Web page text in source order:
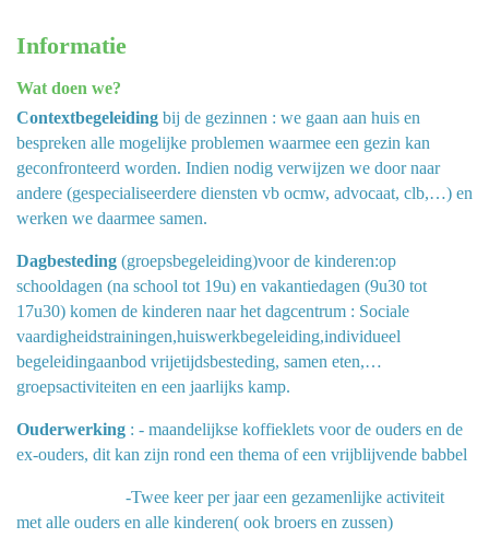
Informatie
Wat doen we?
Contextbegeleiding bij de gezinnen : we gaan aan huis en
bespreken alle mogelijke problemen waarmee een gezin kan
geconfronteerd worden. Indien nodig verwijzen we door naar
andere (gespecialiseerdere diensten vb ocmw, advocaat, clb,…) en
werken we daarmee samen.
Dagbesteding (groepsbegeleiding)voor de kinderen:op
schooldagen (na school tot 19u) en vakantiedagen (9u30 tot
17u30) komen de kinderen naar het dagcentrum : Sociale
vaardigheidstrainingen,huiswerkbegeleiding,individueel
begeleidingaanbod vrijetijdsbesteding, samen eten,…
groepsactiviteiten en een jaarlijks kamp.
Ouderwerking : - maandelijkse koffieklets voor de ouders en de
ex-ouders, dit kan zijn rond een thema of een vrijblijvende babbel
-Twee keer per jaar een gezamenlijke activiteit
met alle ouders en alle kinderen( ook broers en zussen)